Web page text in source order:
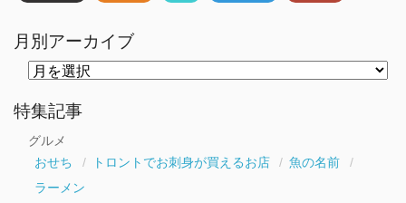
月別アーカイブ
ー
カ
特集記事
グルメ
おせち
トロントでお刺身が買えるお店
魚の名前
ラーメン